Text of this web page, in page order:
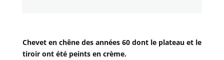
Chevet en chêne des années 60 dont le plateau et le
tiroir ont été peints en crème.